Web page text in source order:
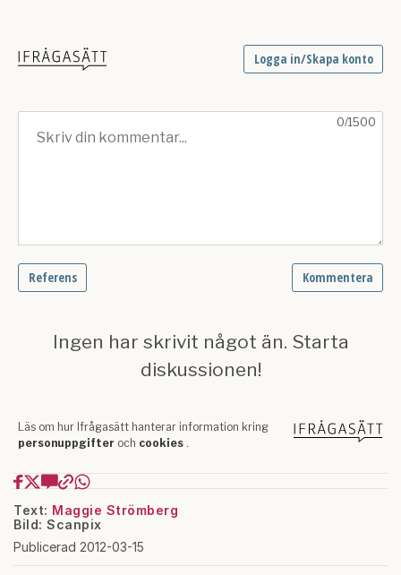
Text: Maggie Strömberg
Bild: Scanpix
Publicerad 2012-03-15